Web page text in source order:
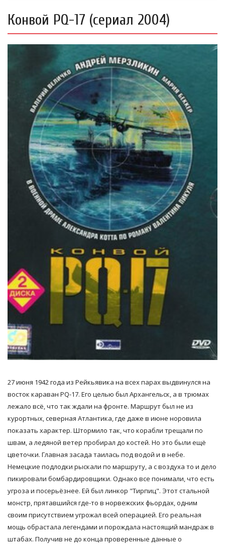
Конвой PQ-17 (сериал 2004)
27 июня 1942 года из Рейкьявика на всех парах выдвинулся на
восток караван PQ-17. Его целью был Архангельск, а в трюмах
лежало всё, что так ждали на фронте. Маршрут был не из
курортных, северная Атлантика, где даже в июне норовила
показать характер. Штормило так, что корабли трещали по
швам, а ледяной ветер пробирал до костей. Но это были ещё
цветочки. Главная засада таилась под водой и в небе.
Немецкие подлодки рыскали по маршруту, а с воздуха то и дело
пикировали бомбардировщики. Однако все понимали, что есть
угроза и посерьёзнее. Ей был линкор "Тирпиц". Этот стальной
монстр, прятавшийся где-то в норвежских фьордах, одним
своим присутствием угрожал всей операцией. Его реальная
мощь обрастала легендами и порождала настоящий мандраж в
штабах. Получив не до конца проверенные данные о